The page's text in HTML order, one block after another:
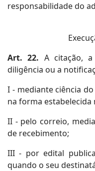
responsabilidade do
Art. 22. A citação,
diligência ou a
I - mediante ciência
na forma
II - pelo correio,
de recebimento;
III - por edital
quando o seu